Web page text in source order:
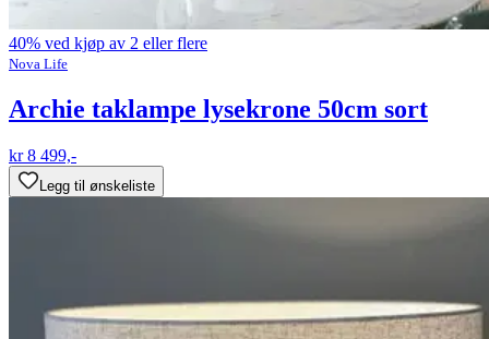
40% ved kjøp av 2 eller flere
Nova Life
Archie taklampe lysekrone 50cm sort
kr 8 499,-
Legg til ønskeliste